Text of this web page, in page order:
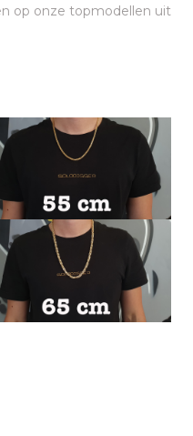
op onze topmodellen uit